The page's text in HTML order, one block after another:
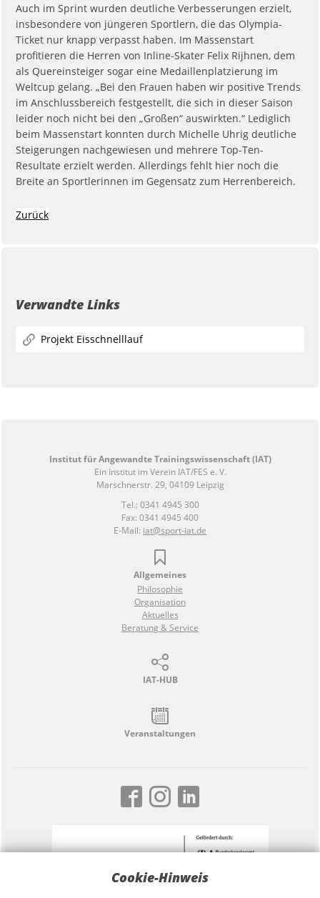
Auch im Sprint wurden deutliche Verbesserungen erzielt,
insbesondere von jüngeren Sportlern, die das Olympia-
Ticket nur knapp verpasst haben. Im Massenstart
profitieren die Herren von Inline-Skater Felix Rijhnen, dem
als Quereinsteiger sogar eine Medaillenplatzierung im
Weltcup gelang. „Bei den Frauen haben wir positive Trends
im Anschlussbereich festgestellt, die sich in dieser Saison
leider noch nicht bei den „Großen“ auswirkten.“ Lediglich
beim Massenstart konnten durch Michelle Uhrig deutliche
Steigerungen nachgewiesen und mehrere Top-Ten-
Resultate erzielt werden. Allerdings fehlt hier noch die
Breite an Sportlerinnen im Gegensatz zum Herrenbereich.
Zurück
Verwandte Links
Projekt Eisschnelllauf
Institut für Angewandte Trainingswissenschaft (IAT)
Ein Institut im Verein IAT/FES e. V.
Marschnerstr. 29, 04109 Leipzig
Tel.: 0341 4945 300
Fax: 0341 4945 400
E-Mail: iat@sport-iat.de
Allgemeines
Philosophie
Organisation
Aktuelles
Beratung & Service
IAT-HUB
Veranstaltungen
Cookie-Hinweis